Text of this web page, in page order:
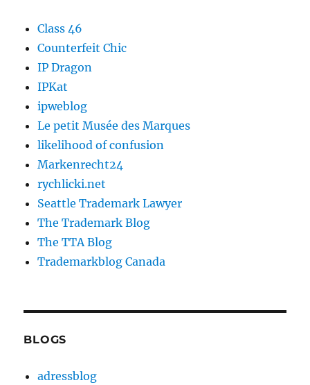
Class 46
Counterfeit Chic
IP Dragon
IPKat
ipweblog
Le petit Musée des Marques
likelihood of confusion
Markenrecht24
rychlicki.net
Seattle Trademark Lawyer
The Trademark Blog
The TTA Blog
Trademarkblog Canada
BLOGS
adressblog